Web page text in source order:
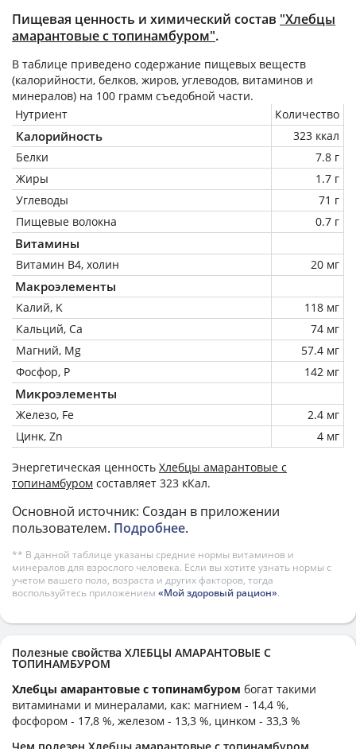
Пищевая ценность и химический состав "Хлебцы
амарантовые с топинамбуром".
В таблице приведено содержание пищевых веществ
(калорийности, белков, жиров, углеводов, витаминов и
минералов) на 100 грамм съедобной части.
Нутриент
Количество
Калорийность
323 ккал
Белки
7.8 г
Жиры
1.7 г
Углеводы
71 г
Пищевые волокна
0.7 г
Витамины
Витамин В4, холин 20 мг
Макроэлементы
Калий, K
118 мг
Кальций, Ca
74 мг
Магний, Mg
57.4 мг
Фосфор, P
142 мг
Микроэлементы
Железо, Fe
2.4 мг
Цинк, Zn
4 мг
Энергетическая ценность Хлебцы амарантовые с
топинамбуром составляет 323 кКал.
Основной источник: Создан в приложении
пользователем. Подробнее.
** В данной таблице указаны средние нормы витаминов и
минералов для взрослого человека. Если вы хотите узнать нормы с
учетом вашего пола, возраста и других факторов, тогда
воспользуйтесь приложением «Мой здоровый рацион».
Полезные свойства ХЛЕБЦЫ АМАРАНТОВЫЕ С
ТОПИНАМБУРОМ
Хлебцы амарантовые с топинамбуром богат такими
витаминами и минералами, как: магнием - 14,4 %,
фосфором - 17,8 %, железом - 13,3 %, цинком - 33,3 %